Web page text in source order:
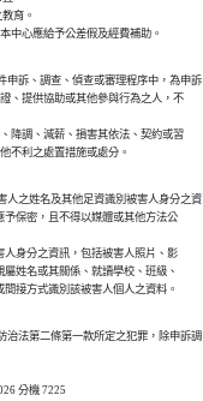
教育。
本中心應給予公差假及經費補助。
申訴、調查、偵查或審理程序中，為申訴
證、提供協助或其他參與行為之人，不
、降調、減薪、損害其依法、契約或習
他不利之處置措施或處分。
人之姓名及其他足資識別被害人身分之資
應予保密，且不得以媒體或其他方法公
害人身分之資訊，包括被害人照片、影
親屬姓名或其關係、就讀學校、班級、
或間接方式識別該被害人個人之資料。
治法第二條第一款所定之犯罪，除申訴調
分機 7225